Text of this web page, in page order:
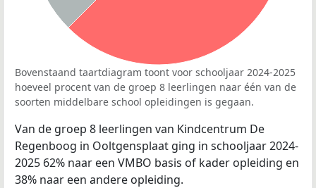
Bovenstaand taartdiagram toont voor schooljaar 2024-2025
hoeveel procent van de groep 8 leerlingen naar één van de
soorten middelbare school opleidingen is gegaan.
Van de groep 8 leerlingen van Kindcentrum De
Regenboog in Ooltgensplaat ging in schooljaar 2024-
2025 62% naar een VMBO basis of kader opleiding en
38% naar een andere opleiding.